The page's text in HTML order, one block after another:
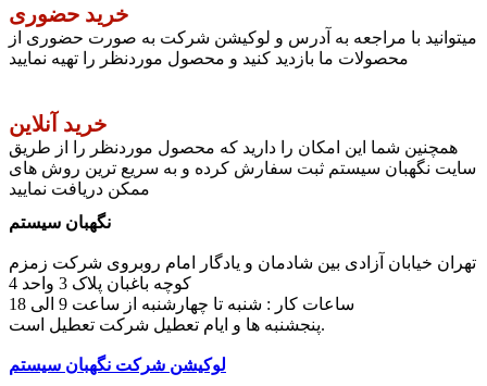
خرید حضوری
میتوانید با مراجعه به آدرس و لوکیشن شرکت به صورت حضوری از
محصولات ما بازدید کنید و محصول موردنظر را تهیه نمایید
خرید آنلاین
همچنین شما این امکان را دارید که محصول موردنظر را از طریق
سایت نگهبان سیستم ثبت سفارش کرده و به سریع ترین روش های
ممکن دریافت نمایید
نگهبان سیستم
تهران خیابان آزادی بین شادمان و یادگار امام روبروی شرکت زمزم
کوچه باغبان پلاک 3 واحد 4
پنجشنبه ها و ایام تعطیل شرکت تعطیل است.
لوکیشن شرکت نگهبان سیستم